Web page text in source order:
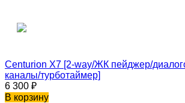
Centurion X7 [2-way/ЖК пейджер/
каналы/турботаймер]
6 300 ₽
В корзину